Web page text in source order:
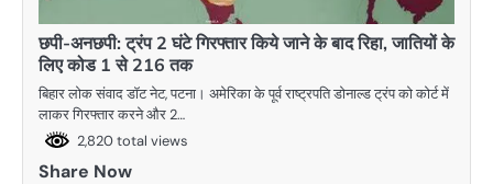
छपी-अनछपी: ट्रंप 2 घंटे गिरफ्तार किये जाने के बाद रिहा, जातियों के
लिए कोड 1 से 216 तक
बिहार लोक संवाद डॉट नेट, पटना। अमेरिका के पूर्व राष्ट्रपति डोनाल्ड ट्रंप को कोर्ट में
लाकर गिरफ्तार करने और 2…
2,820 total views
Share Now